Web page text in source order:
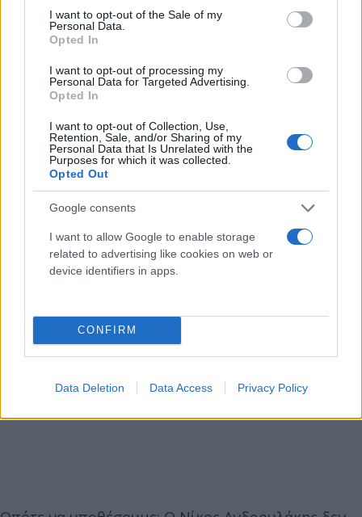
consent section.
I want to opt-out of the Sale of my
Personal Data.
Opted In
I want to opt-out of processing my
Personal Data for Targeted Advertising.
Opted In
I want to opt-out of Collection, Use,
Retention, Sale, and/or Sharing of my
Personal Data that Is Unrelated with the
Purposes for which it was collected.
Opted Out
Google consents
I want to allow Google to enable storage
related to advertising like cookies on web or
device identifiers in apps.
CONFIRM
Data Deletion Data Access Privacy Policy